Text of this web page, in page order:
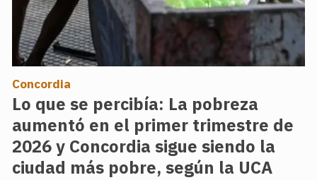
Lo que se percibía: La pobreza
aumentó en el primer trimestre de
2026 y Concordia sigue siendo la
ciudad más pobre, según la UCA
Concordia